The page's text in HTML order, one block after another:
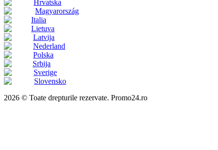
Hrvatska
Magyarország
Italia
Lietuva
Latvija
Nederland
Polska
Srbija
Sverige
Slovensko
2026 © Toate drepturile rezervate. Promo24.ro